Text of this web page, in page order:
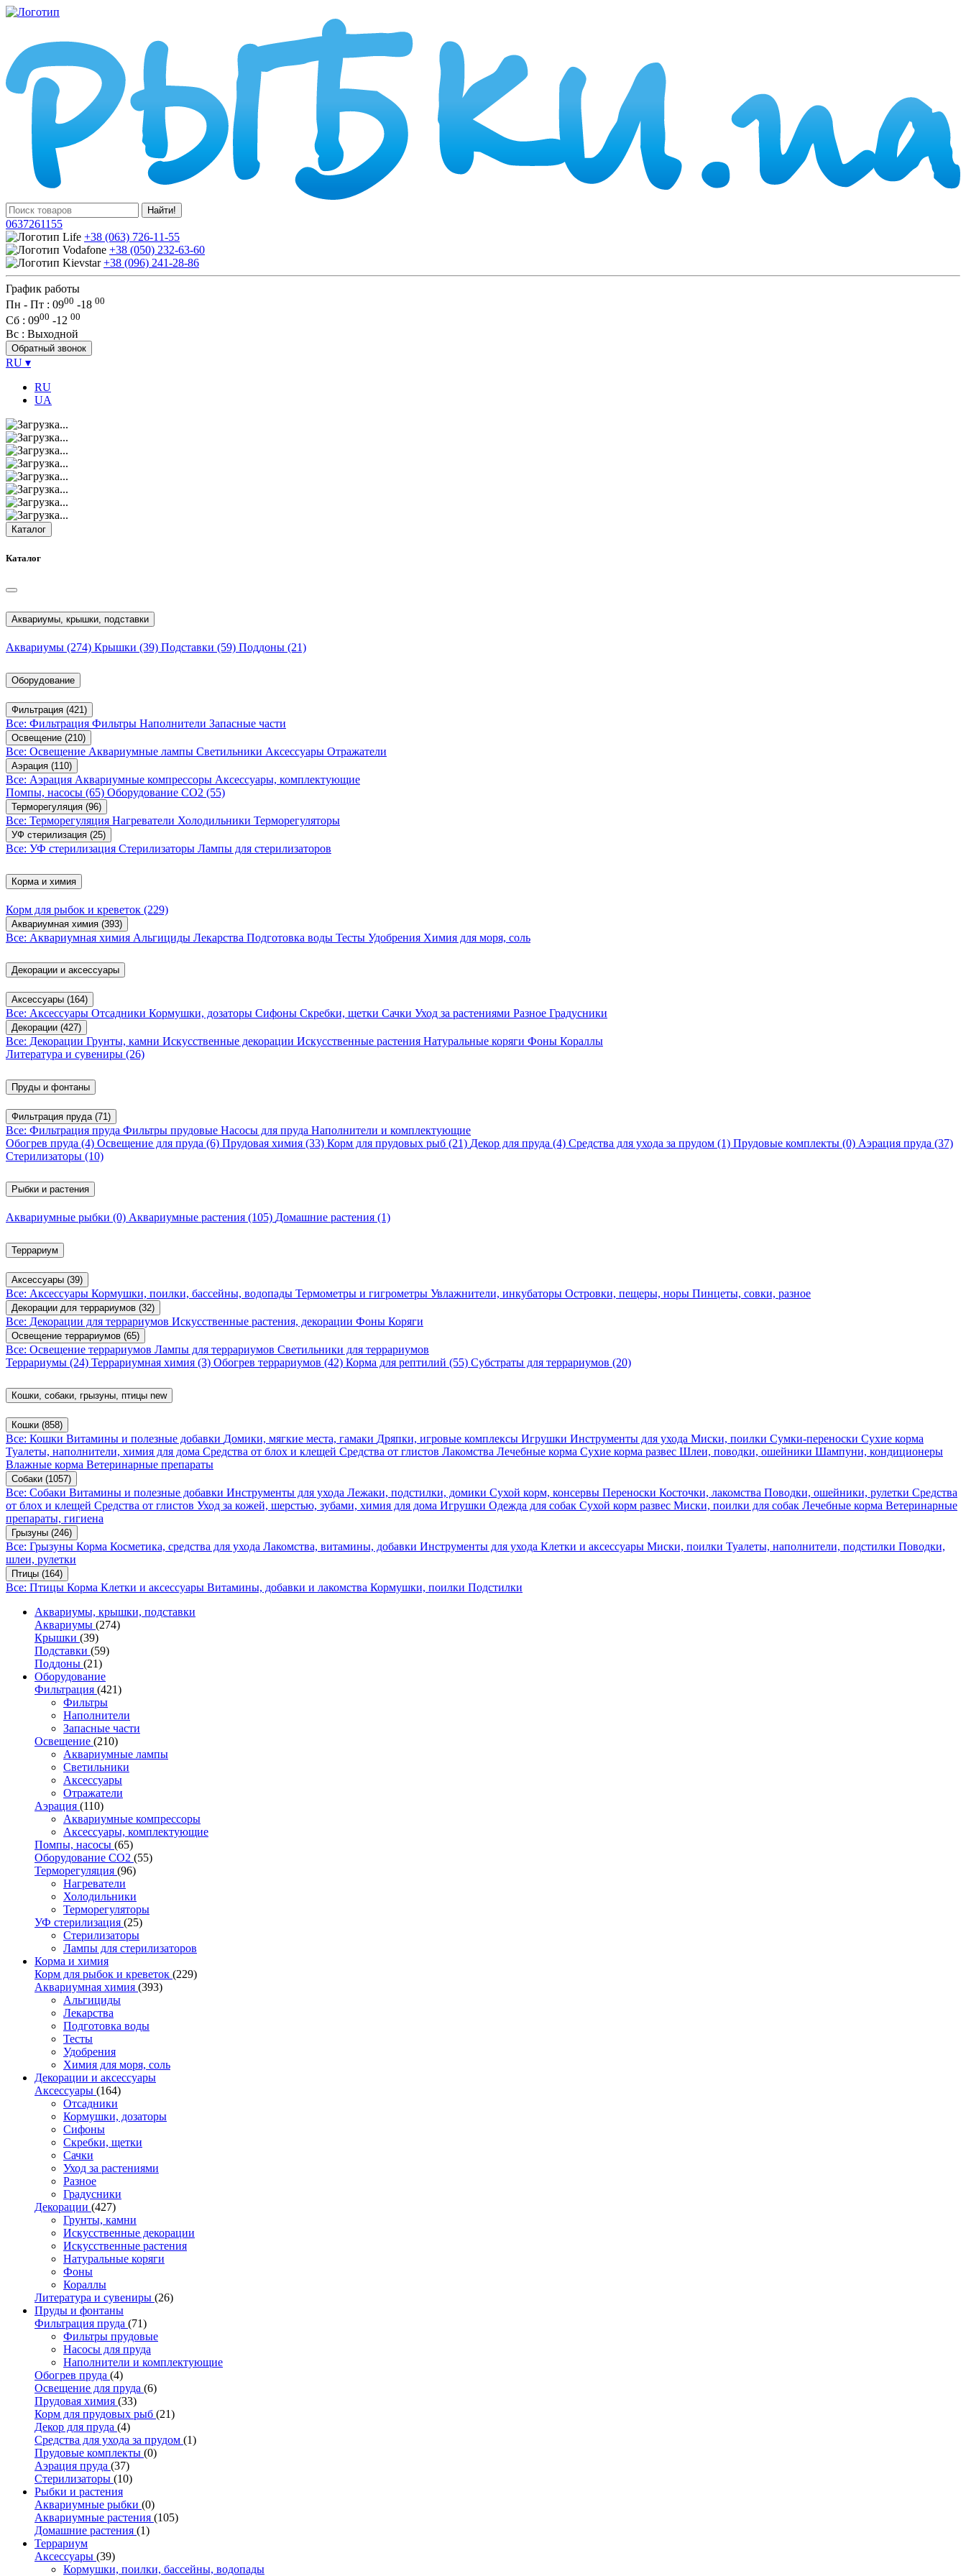
Найти!
0637261155
+38 (063) 726-11-55
+38 (050) 232-63-60
+38 (096) 241-28-86
График работы
Пн - Пт : 0900 -18 00
Сб : 0900 -12 00
Вс : Выходной
Обратный звонок
RU ▾
RU
UA
Каталог
Каталог
Аквариумы, крышки, подставки
Аквариумы (274) Крышки (39) Подставки (59) Поддоны (21)
Оборудование
Фильтрация (421)
Все: Фильтрация Фильтры Наполнители Запасные части
Освещение (210)
Все: Освещение Аквариумные лампы Светильники Аксессуары Отражатели
Аэрация (110)
Все: Аэрация Аквариумные компрессоры Аксессуары, комплектующие
Помпы, насосы (65) Оборудование CO2 (55)
Терморегуляция (96)
Все: Терморегуляция Нагреватели Холодильники Терморегуляторы
УФ стерилизация (25)
Все: УФ стерилизация Стерилизаторы Лампы для стерилизаторов
Корма и химия
Корм для рыбок и креветок (229)
Аквариумная химия (393)
Все: Аквариумная химия Альгициды Лекарства Подготовка воды Тесты Удобрения Химия для моря, соль
Декорации и аксессуары
Аксессуары (164)
Все: Аксессуары Отсадники Кормушки, дозаторы Сифоны Скребки, щетки Сачки Уход за растениями Разное Градусники
Декорации (427)
Все: Декорации Грунты, камни Искусственные декорации Искусственные растения Натуральные коряги Фоны Кораллы
Литература и сувениры (26)
Пруды и фонтаны
Фильтрация пруда (71)
Все: Фильтрация пруда Фильтры прудовые Насосы для пруда Наполнители и комплектующие
Обогрев пруда (4) Освещение для пруда (6) Прудовая химия (33) Корм для прудовых рыб (21) Декор для пруда (4) Средства для ухода за прудом (1) Прудовые комплекты (0) Аэрация пруда (37)
Стерилизаторы (10)
Рыбки и растения
Аквариумные рыбки (0) Аквариумные растения (105) Домашние растения (1)
Террариум
Аксессуары (39)
Все: Аксессуары Кормушки, поилки, бассейны, водопады Термометры и гигрометры Увлажнители, инкубаторы Островки, пещеры, норы Пинцеты, совки, разное
Декорации для террариумов (32)
Все: Декорации для террариумов Искусственные растения, декорации Фоны Коряги
Освещение террариумов (65)
Все: Освещение террариумов Лампы для террариумов Светильники для террариумов
Террариумы (24) Террариумная химия (3) Обогрев террариумов (42) Корма для рептилий (55) Субстраты для террариумов (20)
Кошки, собаки, грызуны, птицы new
Кошки (858)
Все: Кошки Витамины и полезные добавки Домики, мягкие места, гамаки Дряпки, игровые комплексы Игрушки Инструменты для ухода Миски, поилки Сумки-переноски Сухие корма
Туалеты, наполнители, химия для дома Средства от блох и клещей Средства от глистов Лакомства Лечебные корма Сухие корма развес Шлеи, поводки, ошейники Шампуни, кондиционеры
Влажные корма Ветеринарные препараты
Собаки (1057)
Все: Собаки Витамины и полезные добавки Инструменты для ухода Лежаки, подстилки, домики Сухой корм, консервы Переноски Косточки, лакомства Поводки, ошейники, рулетки Средства
от блох и клещей Средства от глистов Уход за кожей, шерстью, зубами, химия для дома Игрушки Одежда для собак Сухой корм развес Миски, поилки для собак Лечебные корма Ветеринарные
препараты, гигиена
Грызуны (246)
Все: Грызуны Корма Косметика, средства для ухода Лакомства, витамины, добавки Инструменты для ухода Клетки и аксессуары Миски, поилки Туалеты, наполнители, подстилки Поводки,
шлеи, рулетки
Птицы (164)
Все: Птицы Корма Клетки и аксессуары Витамины, добавки и лакомства Кормушки, поилки Подстилки
Аквариумы, крышки, подставки
Аквариумы (274)
Крышки (39)
Подставки (59)
Поддоны (21)
Оборудование
Фильтрация (421)
Фильтры
Наполнители
Запасные части
Освещение (210)
Аквариумные лампы
Светильники
Аксессуары
Отражатели
Аэрация (110)
Аквариумные компрессоры
Аксессуары, комплектующие
Помпы, насосы (65)
Оборудование CO2 (55)
Терморегуляция (96)
Нагреватели
Холодильники
Терморегуляторы
УФ стерилизация (25)
Стерилизаторы
Лампы для стерилизаторов
Корма и химия
Корм для рыбок и креветок (229)
Аквариумная химия (393)
Альгициды
Лекарства
Подготовка воды
Тесты
Удобрения
Химия для моря, соль
Декорации и аксессуары
Аксессуары (164)
Отсадники
Кормушки, дозаторы
Сифоны
Скребки, щетки
Сачки
Уход за растениями
Разное
Градусники
Декорации (427)
Грунты, камни
Искусственные декорации
Искусственные растения
Натуральные коряги
Фоны
Кораллы
Литература и сувениры (26)
Пруды и фонтаны
Фильтрация пруда (71)
Фильтры прудовые
Насосы для пруда
Наполнители и комплектующие
Обогрев пруда (4)
Освещение для пруда (6)
Прудовая химия (33)
Корм для прудовых рыб (21)
Декор для пруда (4)
Средства для ухода за прудом (1)
Прудовые комплекты (0)
Аэрация пруда (37)
Стерилизаторы (10)
Рыбки и растения
Аквариумные рыбки (0)
Аквариумные растения (105)
Домашние растения (1)
Террариум
Аксессуары (39)
Кормушки, поилки, бассейны, водопады